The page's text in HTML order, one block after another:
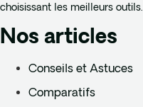
choisissant les meilleurs outils.
Nos articles
Conseils et Astuces
Comparatifs